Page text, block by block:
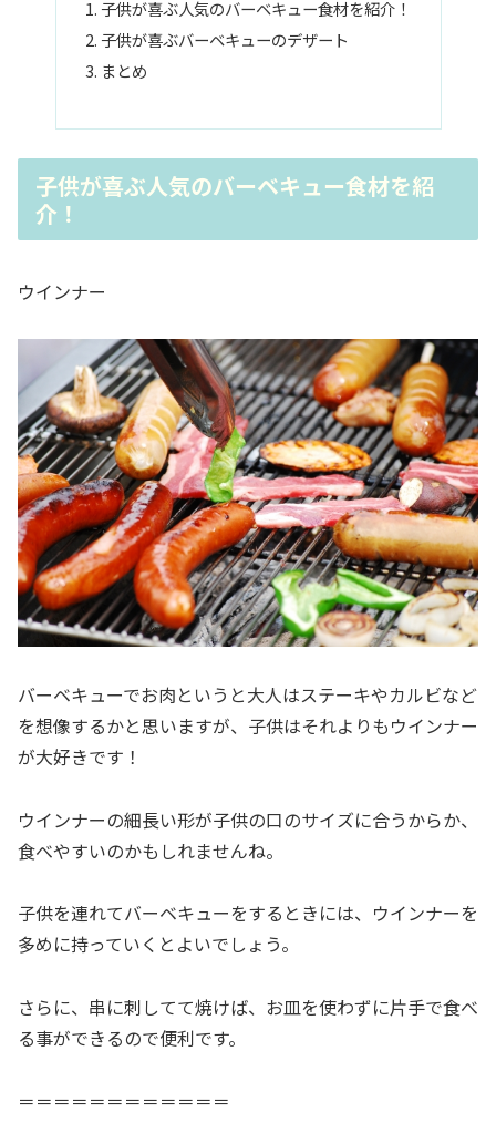
子供が喜ぶ人気のバーベキュー食材を紹介！
子供が喜ぶバーベキューのデザート
まとめ
子供が喜ぶ人気のバーベキュー食材を紹
介！
ウインナー
バーベキューでお肉というと大人はステーキやカルビなど
を想像するかと思いますが、子供はそれよりもウインナー
が大好きです！
ウインナーの細長い形が子供の口のサイズに合うからか、
食べやすいのかもしれませんね。
子供を連れてバーベキューをするときには、ウインナーを
多めに持っていくとよいでしょう。
さらに、串に刺してて焼けば、お皿を使わずに片手で食べ
る事ができるので便利です。
＝＝＝＝＝＝＝＝＝＝＝＝